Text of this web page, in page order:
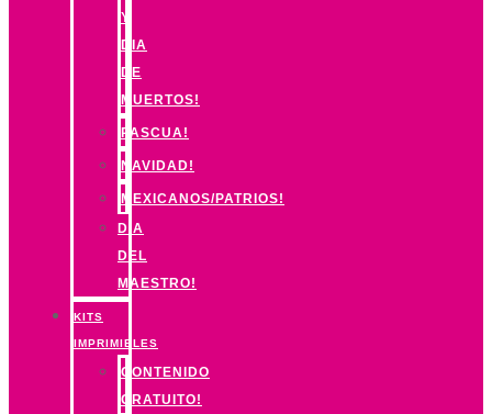
Y
DIA
DE
MUERTOS!
PASCUA!
NAVIDAD!
MEXICANOS/PATRIOS!
DIA
DEL
MAESTRO!
KITS
IMPRIMIBLES
CONTENIDO
GRATUITO!